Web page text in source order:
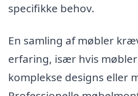
specifikke behov.
En samling af møbler
erfaring, især hvis
komplekse designs eller